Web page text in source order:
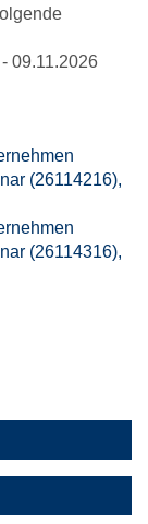
09.11.2026
(26114216),
(26114316),